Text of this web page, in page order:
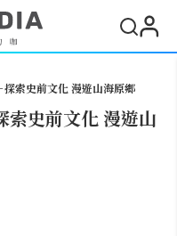
探索史前文化 漫遊山海原鄉
索史前文化 漫遊山